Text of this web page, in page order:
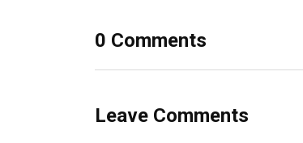
0 Comments
Leave Comments